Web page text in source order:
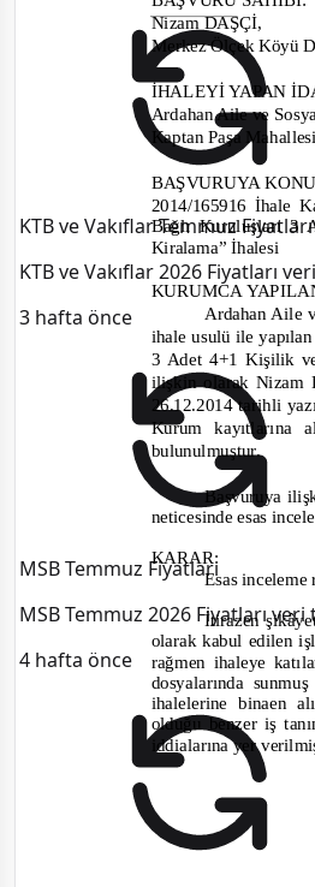
KTB ve Vakıflar Temmuz Fiyatları
KTB ve Vakıflar 2026 Fiyatları
3 hafta önce
MSB Temmuz Fiyatları
MSB Temmuz 2026 Fiyatları
4 hafta önce
Nizam DAŞÇİ,
Merkez Ölçek Köyü
İHALEYİ YAPAN
Ardahan Aile ve
Kaptan Paşa
BAŞVURUYA
2014/165916İhale
Bağlı Kuruluşları
Kiralama” İhalesi
KURUMCA
Ardahan Aile
ihale usulü ile
3 Adet 4+1 Kişilik
ilişkin olarak Nizam
26.12.2014tarihli
Kurum kayıtlarına
bulunulmuştur.
Başvuruya
neticesinde esas
KARAR:
Esas
İtirazen
olarak kabul edilen
rağmen ihaleye
dosyalarında
ihalelerine binaen
olduğu benzer iş
ddialarına yer